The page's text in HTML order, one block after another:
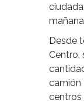
Desde
Centro,
camión
centros